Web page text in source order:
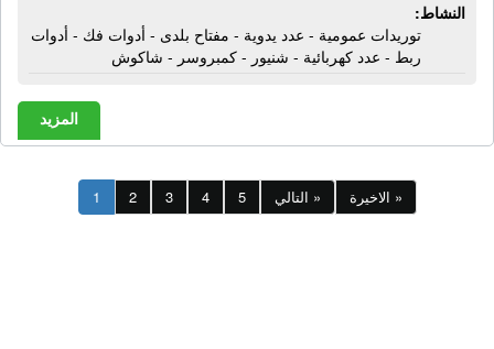
النشاط:
توريدات عمومية - عدد يدوية - مفتاح بلدى - أدوات فك - أدوات
ربط - عدد كهربائية - شنيور - كمبروسر - شاكوش
المزيد
1 2 3 4 5 التالي » الاخيرة »